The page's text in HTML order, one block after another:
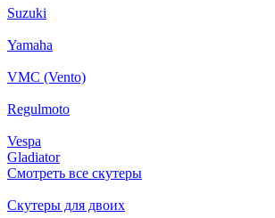
Suzuki
Yamaha
VMC (Vento)
Regulmoto
Vespa
Gladiator
Смотреть все скутеры
Скутеры для двоих